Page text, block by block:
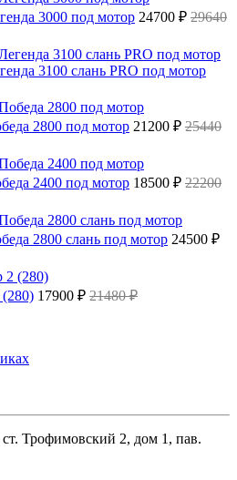
3000 под мотор 24700 ₽ 29640
3100 слань PRO под мотор
2800 под мотор 21200 ₽ 25440
2400 под мотор 18500 ₽ 22200
2800 слань под мотор 24500 ₽
17900 ₽ 21480 ₽
Трофимовский 2, дом 1, пав.